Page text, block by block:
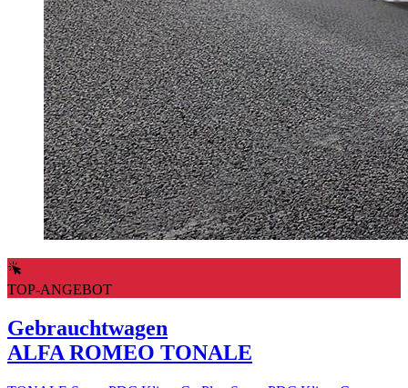
TOP-ANGEBOT
Gebrauchtwagen
ALFA ROMEO TONALE